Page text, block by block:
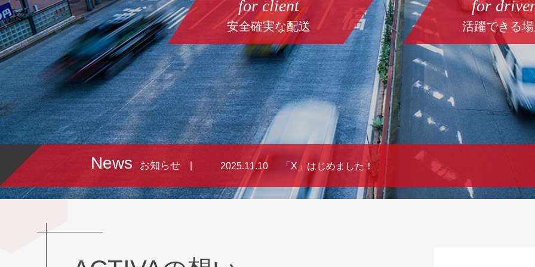
for client
安全確実な配送
for
活躍できる
News お知らせ 2025.11.10 「X」はじめました！